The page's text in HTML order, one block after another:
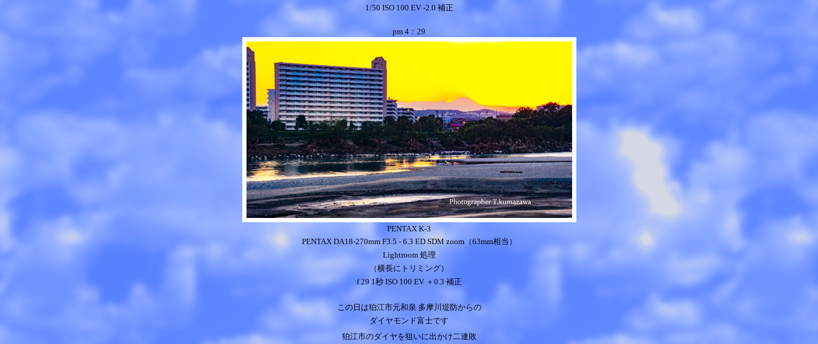
1/50 ISO 100 EV -2.0 補正
pm 4：29
PENTAX K-3
PENTAX DA18-270mm F3.5 - 6.3 ED SDM zoom（63mm相当）
Lightroom 処理
（横長にトリミング）
f 29 1秒 ISO 100 EV ＋0.3 補正
この日は狛江市元和泉 多摩川堤防からの
ダイヤモンド富士です
狛江市のダイヤを狙いに出かけ二連敗